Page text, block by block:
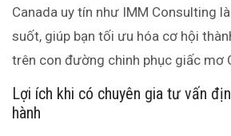
Canada uy tín như IMM Consulting
suốt, giúp bạn tối ưu hóa cơ hội
trên con đường chinh phục giấc mơ
Lợi ích khi có chuyên gia tư vấn
hành